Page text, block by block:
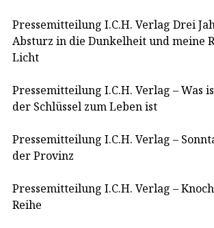
Pressemitteilung I.C.H. Verlag Drei
Absturz in die Dunkelheit und meine
Licht
Pressemitteilung I.C.H. Verlag – Was
der Schlüssel zum Leben ist
Pressemitteilung I.C.H. Verlag –
der Provinz
Pressemitteilung I.C.H. Verlag –
Reihe